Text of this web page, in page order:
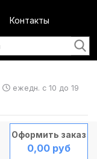
Контакты
ежедн. с 10 до 19
Оформить заказ
0,00 руб